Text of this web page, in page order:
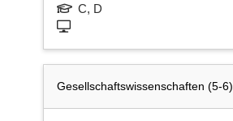
C, D
Gesellschaftswissenschaften (5-6)